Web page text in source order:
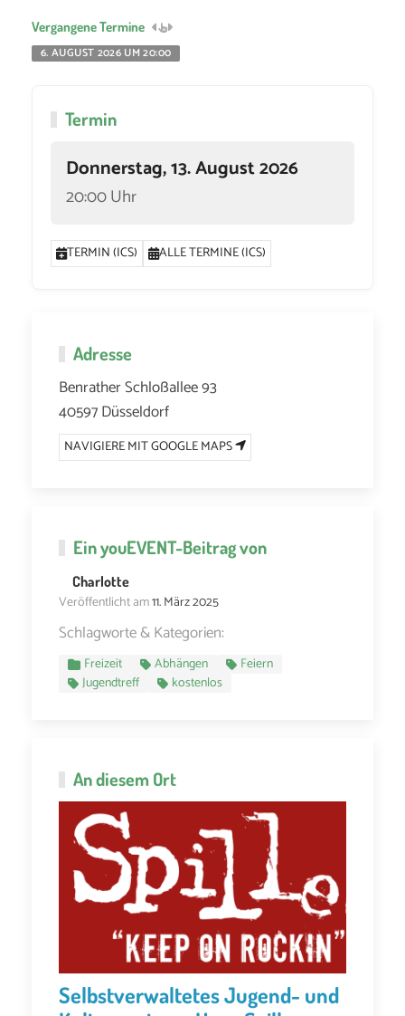
Vergangene Termine
6. AUGUST 2026 UM 20:00
Termin
Donnerstag, 13. August 2026
20:00 Uhr
TERMIN (ICS) ALLE TERMINE (ICS)
Adresse
Benrather Schloßallee 93
40597 Düsseldorf
NAVIGIERE MIT GOOGLE MAPS
EinyouEVENT-Beitrag von
Charlotte
Veröffentlicht am11. März 2025
Schlagworte & Kategorien:
Freizeit Abhängen
Feiern
Jugendtreff
kostenlos
An diesem Ort
Selbstverwaltetes Jugend- und